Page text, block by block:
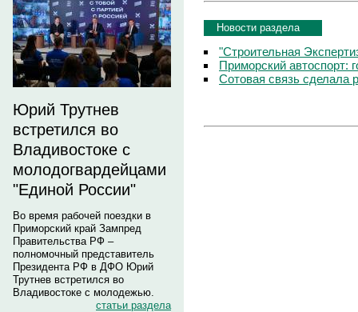
Юрий Трутнев
встретился во
Владивостоке с
молодогвардейцами
"Единой России"
Во время рабочей поездки в
Приморский край Зампред
Правительства РФ –
полномочный представитель
Президента РФ в ДФО Юрий
Трутнев встретился во
Владивостоке с молодежью.
статьи раздела
Новости раздела
"Строительная
Приморский автоспорт:
Сотовая связь сделала